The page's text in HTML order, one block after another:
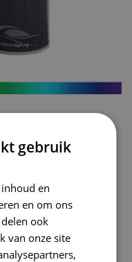
W1 LHASA
gebruik
en
en om ons
ook
van onze site